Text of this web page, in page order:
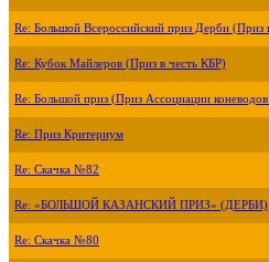
Re: Большой Всероссийский приз Дерби
Re: Кубок Майлеров (Приз в честь КБР)
Re: Большой приз (Приз Ассоциации
Re: Приз Критериум
Re: Скачка №82
Re: «БОЛЬШОЙ КАЗАНСКИЙ ПРИЗ» (ДЕРБИ)
Re: Скачка №80